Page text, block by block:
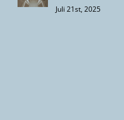
Juli 21st, 2025